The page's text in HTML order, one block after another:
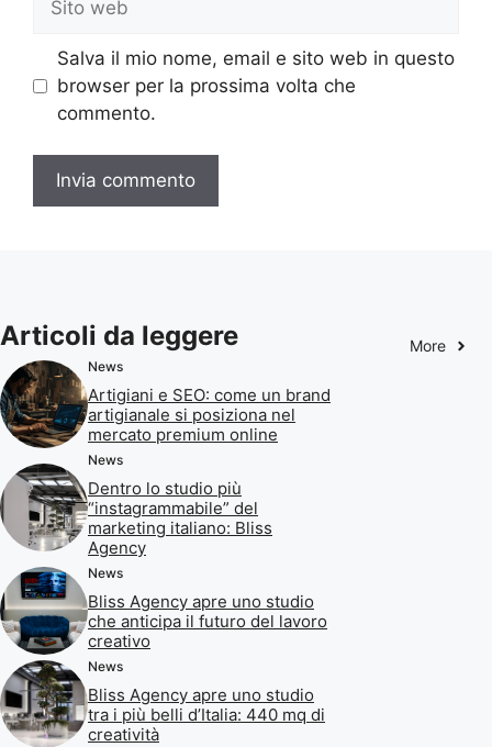
web
Salva il mio nome, email e sito web in questo
browser per la prossima volta che
commento.
Articoli da leggere More
News
Artigiani e SEO: come un brand
artigianale si posiziona nel
mercato premium online
News
Dentro lo studio più
“instagrammabile” del
marketing italiano: Bliss
Agency
News
Bliss Agency apre uno studio
che anticipa il futuro del lavoro
creativo
News
Bliss Agency apre uno studio
tra i più belli d’Italia: 440 mq di
creatività